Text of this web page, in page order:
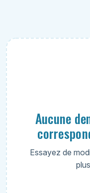
Aucune
Essayez de